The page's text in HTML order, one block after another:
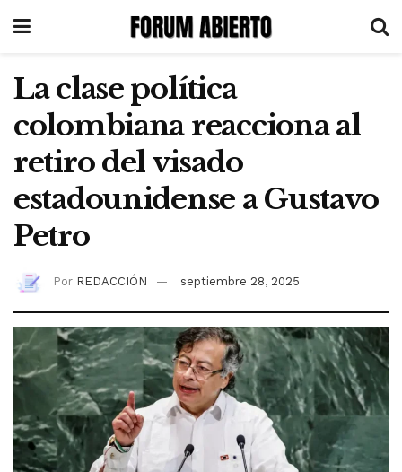
La clase política
colombiana reacciona al
retiro del visado
estadounidense a Gustavo
Petro
Por REDACCIÓN septiembre 28, 2025